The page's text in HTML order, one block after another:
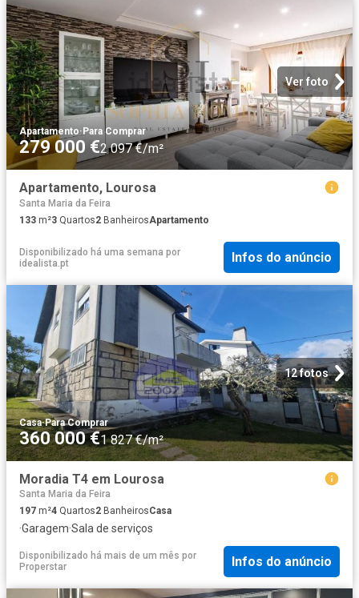
Ver foto
Apartamento· Para Comprar
279 000 €2 097 €/m²
Apartamento, Lourosa
Santa Maria da Feira
133 m²3 Quartos2 BanheirosApartamento
Disponibilizado há uma semana por
idealista.pt
Infos do anúncio
12 fotos
Casa·Para Comprar
360 000 €1 827 €/m²
Moradia T4 em Lourosa
Santa Maria da Feira
197 m²4 Quartos2 BanheirosCasa
·Garagem·Sala de serviços
Disponibilizado há mais de um mês por
Properstar
Infos do anúncio